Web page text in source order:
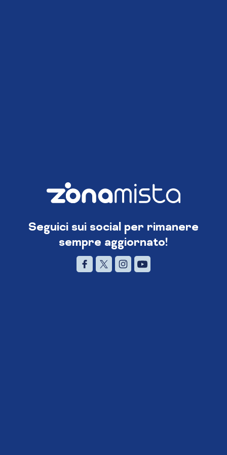
Seguici sui social per rimanere
sempre aggiornato!